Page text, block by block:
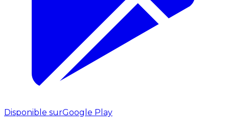
Disponible surGoogle Play